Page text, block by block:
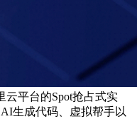
云平台的Spot抢占式实
生成代码、虚拟帮手以